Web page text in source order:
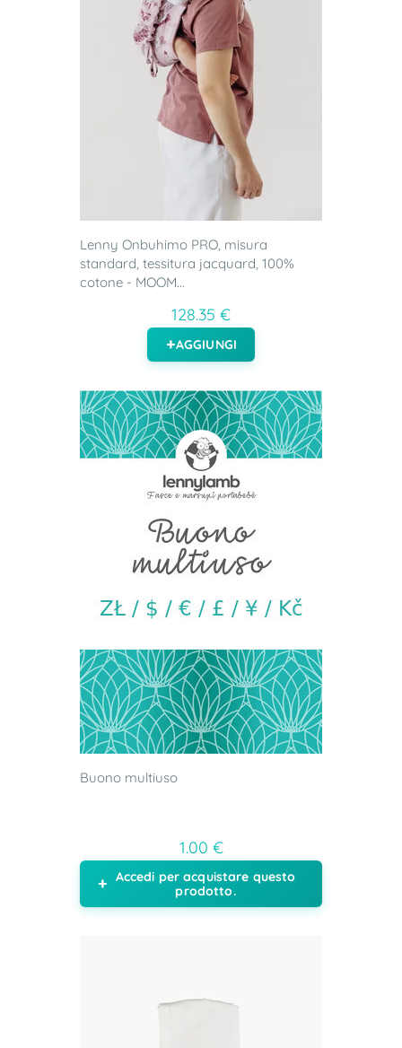
Lenny Onbuhimo PRO, misura
standard, tessitura jacquard, 100%
cotone - MOOM...
128.35 €
AGGIUNGI
Buono multiuso
1.00 €
Accedi per acquistare questo
prodotto.